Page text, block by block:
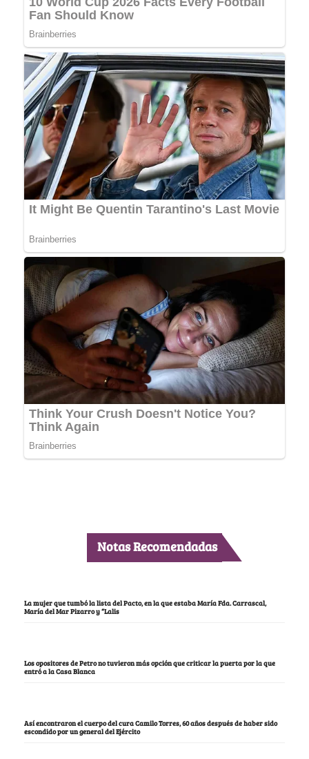
Notas Recomendadas
La mujer que tumbó la lista del Pacto, en la que estaba María Fda. Carrascal,
María del Mar Pizarro y “Lalis
Los opositores de Petro no tuvieron más opción que criticar la puerta por la que
entró a la Casa Blanca
Así encontraron el cuerpo del cura Camilo Torres, 60 años después de haber sido
escondido por un general del Ejército